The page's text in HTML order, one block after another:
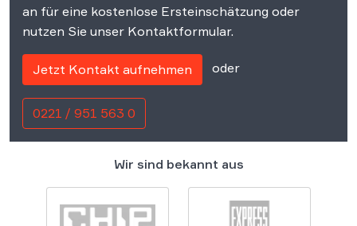
an für eine kostenlose Ersteinschätzung oder
nutzen Sie unser Kontaktformular.
Jetzt Kontakt aufnehmen oder
0221 / 951 563 0
Wir sind bekannt aus